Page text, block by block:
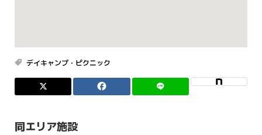
デイキャンプ・ピクニック
同エリア施設